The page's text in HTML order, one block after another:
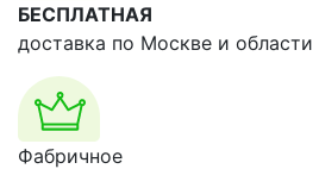
БЕСПЛАТНАЯ
доставка по Москве и области
Фабричное